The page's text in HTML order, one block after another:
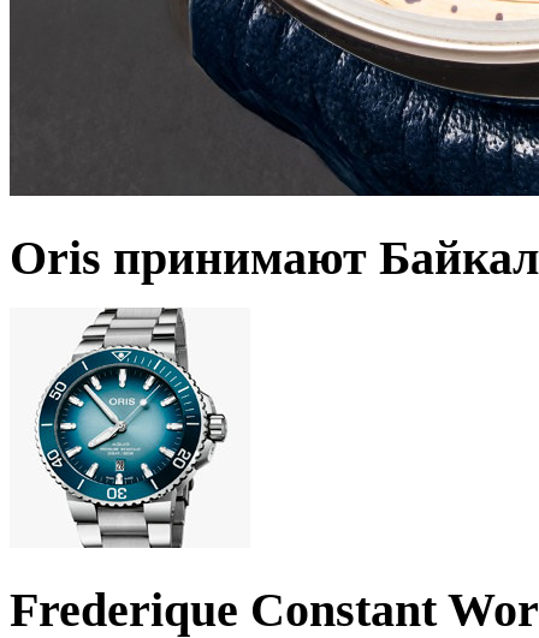
Oris принимают
Frederique Constant